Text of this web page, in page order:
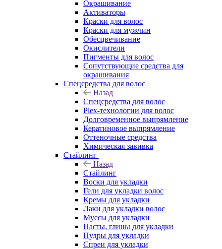
Окрашивание
Активаторы
Краски для волос
Краски для мужчин
Обесцвечивание
Окислители
Пигменты для волос
Сопутствующие средства для
окрашивания
Спецсредства для волос
Назад
Спецсредства для волос
Plex-технологии для волос
Долговременное выпрямление
Кератиновое выпрямление
Оттеночные средства
Химическая завивка
Стайлинг
Назад
Стайлинг
Воски для укладки
Гели для укладки волос
Кремы для укладки
Лаки для укладки волос
Муссы для укладки
Пасты, глины для укладки
Пудры для укладки
Спреи для укладки